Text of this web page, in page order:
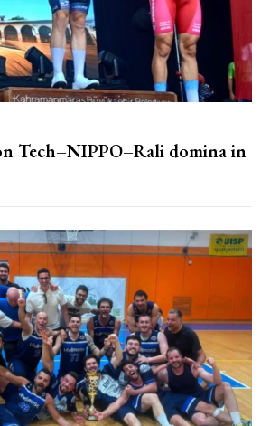
Tech–NIPPO–Rali domina in